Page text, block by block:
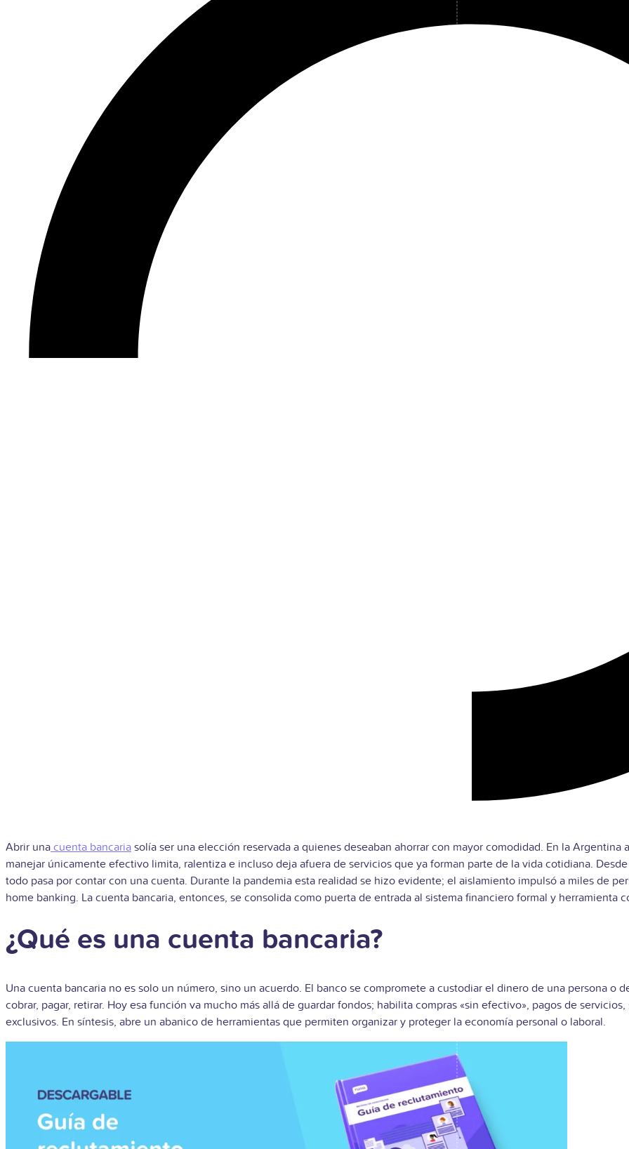
Abrir una cuenta bancaria solía ser una elección reservada a quienes deseaban ahorrar con mayor comodidad. En la
manejar únicamente efectivo limita, ralentiza e incluso deja afuera de servicios que ya forman parte de la vida cotidiana.
todo pasa por contar con una cuenta. Durante la pandemia esta realidad se hizo evidente; el aislamiento impulsó a miles de
home banking. La cuenta bancaria, entonces, se consolida como puerta de entrada al sistema financiero formal y herramienta
¿Qué es una cuenta bancaria?
Una cuenta bancaria no es solo un número, sino un acuerdo. El banco se compromete a custodiar el dinero de una persona o
cobrar, pagar, retirar. Hoy esa función va mucho más allá de guardar fondos; habilita compras «sin efectivo», pagos de
exclusivos. En síntesis, abre un abanico de herramientas que permiten organizar y proteger la economía personal o laboral.